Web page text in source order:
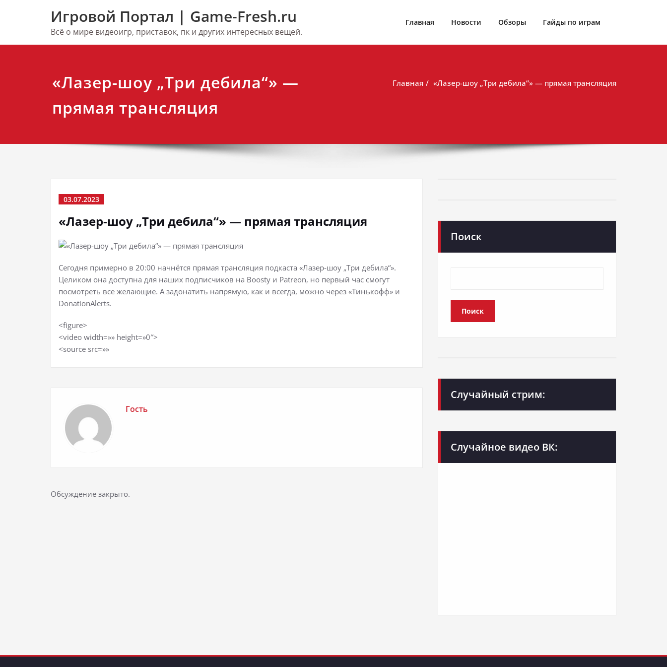
Игровой Портал | Game-Fresh.ru
Всё о мире видеоигр, приставок, пк и других интересных вещей.
Главная Новости Обзоры Гайды по играм
«Лазер-шоу „Три дебила“» —
прямая трансляция
Главная «Лазер-шоу „Три дебила“» — прямая трансляция
03.07.2023
«Лазер-шоу „Три дебила“» — прямая трансляция
Сегодня примерно в 20:00 начнётся прямая трансляция подкаста «Лазер-шоу „Три дебила“».
Целиком она доступна для наших подписчиков на Boosty и Patreon, но первый час смогут
посмотреть все желающие. А задонатить напрямую, как и всегда, можно через «Тинькофф» и
DonationAlerts.
<figure>
<video width=»» height=»0″>
<source src=»»
Гость
Обсуждение закрыто.
Поиск
Поиск
Случайный стрим:
Случайное видео ВК: